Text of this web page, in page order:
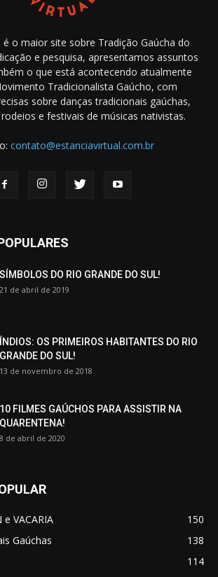
é o maior site sobre Tradição Gaúcha do
e pesquisa, apresentamos assuntos
o que está acontecendo atualmente
Tradicionalista Gaúcho, com
sobre danças tradicionais gaúchas,
e festivais de músicas nativistas.
contato@estanciavirtual.com.br
SÍMBOLOS DO RIO GRANDE DO SUL!
21 de abril de 2019
ÍNDIOS: OS PRIMEIROS HABITANTES DO RIO
GRANDE DO SUL!
13 de novembro de 2018
10 FILMES GAÚCHOS PARA ASSISTIR NA
QUARENTENA!
8 de abril de 2020
e VACARIA
150
Gaúchas
138
114